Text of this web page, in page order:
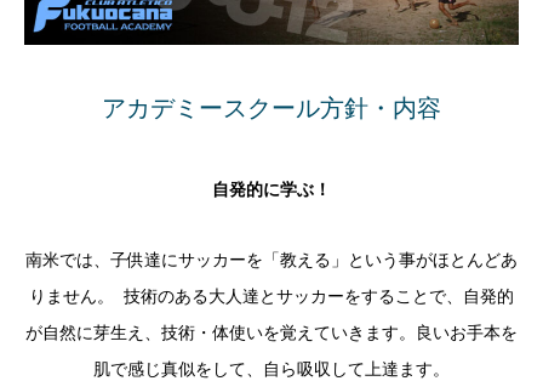
アカデミースクール方針・内容
自発的に学ぶ！
南米では、子供達にサッカーを「教える」という事がほとんどあ
りません。 技術のある大人達とサッカーをすることで、自発的
が自然に芽生え、技術・体使いを覚えていきます。良いお手本を
肌で感じ真似をして、自ら吸収して上達ます。